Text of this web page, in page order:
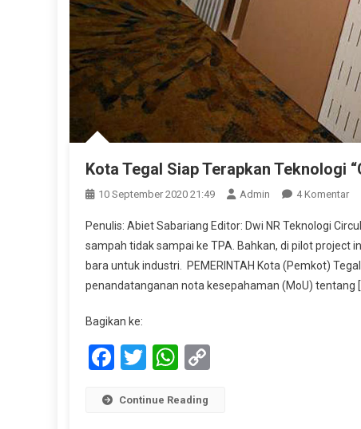
Kota Tegal Siap Terapkan Teknologi
10 September 2020 21:49 Admin 4 Komentar
Penulis: Abiet Sabariang Editor: Dwi NR Teknologi
sampah tidak sampai ke TPA. Bahkan, di pilot project
bara untuk industri. PEMERINTAH Kota (Pemkot)
penandatanganan nota kesepahaman (MoU) tentang
Bagikan ke:
Facebook
TwitterWhatsApp
Continue Reading